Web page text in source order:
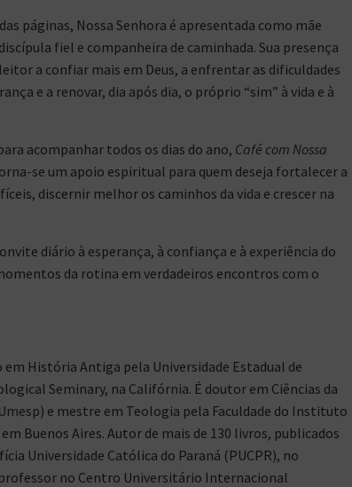
páginas, Nossa Senhora é apresentada como mãe
fiel e companheira de caminhada. Sua presença
a confiar mais em Deus, a enfrentar as dificuldades
e a renovar, dia após dia, o próprio “sim” à vida e à
acompanhar todos os dias do ano, Café com Nossa
se um apoio espiritual para quem deseja fortalecer a
discernir melhor os caminhos da vida e crescer na
diário à esperança, à confiança e à experiência do
da rotina em verdadeiros encontros com o
História Antiga pela Universidade Estadual de
Seminary, na Califórnia. É doutor em Ciências da
e mestre em Teologia pela Faculdade do Instituto
Buenos Aires. Autor de mais de 130 livros, publicados
Universidade Católica do Paraná (PUCPR), no
no Centro Universitário Internacional